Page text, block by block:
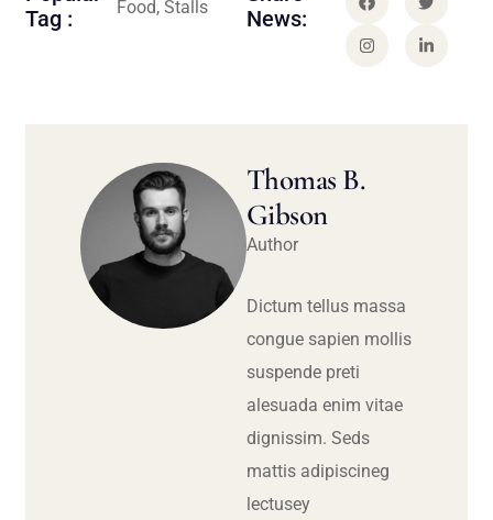
Tag :
Food, Stalls
News:
Thomas B.
Gibson
Author
Dictum tellus massa
congue sapien mollis
suspende preti
alesuada enim vitae
dignissim. Seds
mattis adipiscineg
lectusey